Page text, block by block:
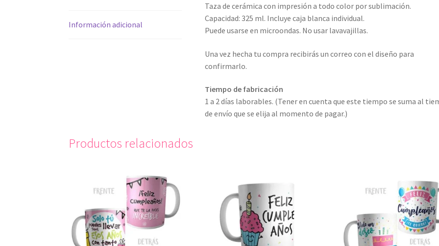
Información adicional
Taza de cerámica con impresión a todo color por sublimación.
Capacidad: 325 ml. Incluye caja blanca individual.
Puede usarse en microondas. No usar lavavajillas.
Una vez hecha tu compra recibirás un correo con el diseño para
confirmarlo.
Tiempo de fabricación
1 a 2 días laborables. (Tener en cuenta que este tiempo se suma al
de envío que se elija al momento de pagar.)
Productos relacionados